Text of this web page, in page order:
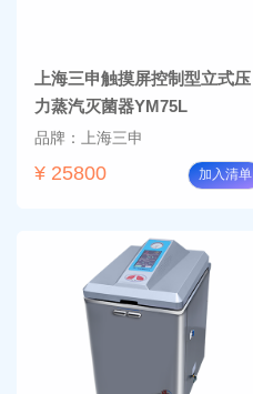
上海三申触摸屏控制型立式压
力蒸汽灭菌器YM75L
品牌：上海三申
¥ 25800 加入清单